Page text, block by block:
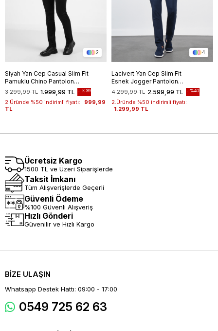
2
Siyah Yan Cep Casual Slim Fit
Pamuklu Chino Pantolon
1003255172 1.999,99 TL
3.299,99 TL %39
2.Üründe %50 indirimli fiyatı:
999,99
TL
4
Lacivert Yan Cep Slim Fit
Esnek Jogger Pantolon
1003260179
2.599,99 TL
4.299,99 TL %40
2.Üründe %50 indirimli fiyatı:
1.299,99 TL
Ücretsiz Kargo
1500 TL ve Üzeri Siparişlerde
Taksit İmkanı
Tüm Alışverişlerde Geçerli
Güvenli Ödeme
%100 Güvenli Alışveriş
Hızlı Gönderi
Güvenilir ve Hızlı Kargo
BİZE ULAŞIN
Whatsapp Destek Hattı: 09:00 - 17:00
0549 725 62 63